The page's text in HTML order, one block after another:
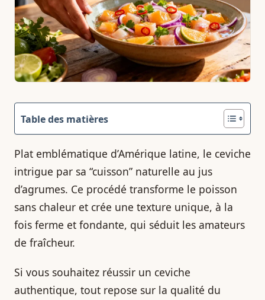
Table des matières
Plat emblématique d’Amérique latine, le ceviche
intrigue par sa “cuisson” naturelle au jus
d’agrumes. Ce procédé transforme le poisson
sans chaleur et crée une texture unique, à la
fois ferme et fondante, qui séduit les amateurs
de fraîcheur.
Si vous souhaitez réussir un ceviche
authentique, tout repose sur la qualité du